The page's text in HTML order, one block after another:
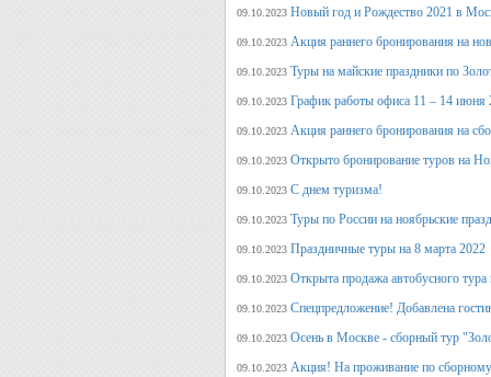
09.10.2023 Новый год и Рождество 2021 в
09.10.2023 Акция раннего бронирования на
09.10.2023 Туры на майские праздники по
09.10.2023 График работы офиса 11 – 14 июня
09.10.2023 Акция раннего бронирования на
09.10.2023 Открыто бронирование туров на
09.10.2023 С днем туризма!
09.10.2023 Туры по России на ноябрьские
09.10.2023 Праздничные туры на 8 марта 2022
09.10.2023 Открыта продажа автобусного
09.10.2023 Спецпредложение! Добавлена
09.10.2023 Осень в Москве - сборный тур
09.10.2023 Акция! На проживание по